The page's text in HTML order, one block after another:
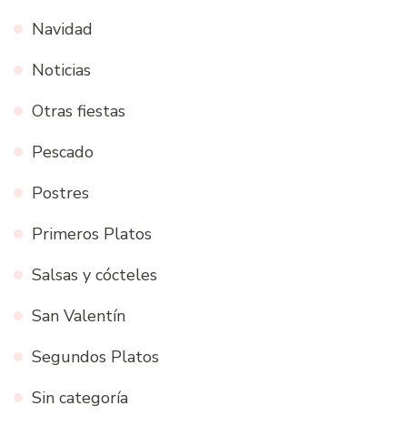
Navidad
Noticias
Otras fiestas
Pescado
Postres
Primeros Platos
Salsas y cócteles
San Valentín
Segundos Platos
Sin categoría